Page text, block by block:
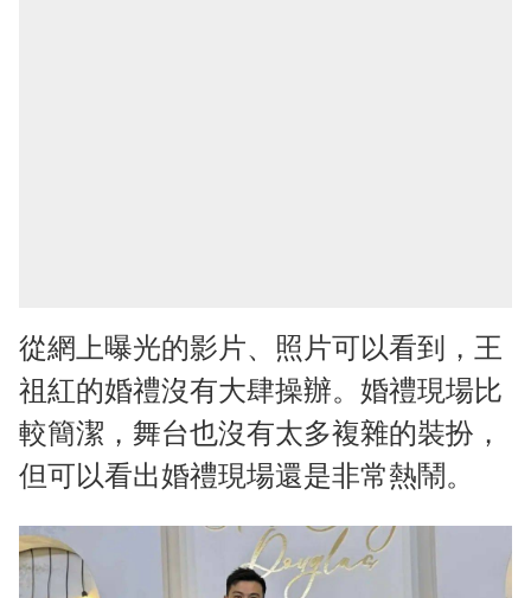
從網上曝光的影片、照片可以看到，王
祖紅的婚禮沒有大肆操辦。婚禮現場比
較簡潔，舞台也沒有太多複雜的裝扮，
但可以看出婚禮現場還是非常熱鬧。